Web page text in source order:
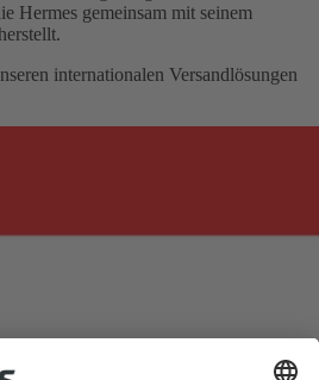
Hermes gemeinsam mit seinem
internationalen Versandlösungen